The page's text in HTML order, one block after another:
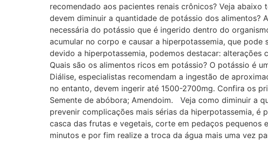
recomendado aos pacientes renais crônicos? Veja
devem diminuir a quantidade de potássio dos alimentos?
necessária do potássio que é ingerido dentro do
acumular no corpo e causar a hiperpotassemia, que
devido a hiperpotassemia, podemos destacar:
Quais são os alimentos ricos em potássio? O potássio é
Diálise, especialistas recomendam a ingestão de
no entanto, devem ingerir até 1500-2700mg. Confira os
Semente de abóbora; Amendoim. Veja como diminuir a
prevenir complicações mais sérias da hiperpotassemia,
casca das frutas e vegetais, corte em pedaços
minutos e por fim realize a troca da água mais uma vez